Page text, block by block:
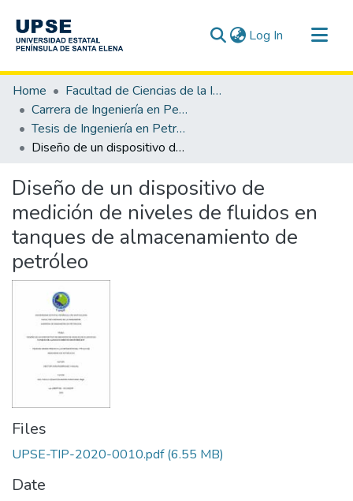
Log In (current)
Communities & Collections
All of DSpace
Statistics
Home
Facultad de Ciencias de la Ingeniería
Carrera de Ingeniería en Petróleo
Tesis de Ingeniería en Petróleo
Diseño de un dispositivo de medición de niveles de fluidos en tanques de almacenamiento de petróleo
Diseño de un dispositivo de
medición de niveles de fluidos en
tanques de almacenamiento de
petróleo
Files
UPSE-TIP-2020-0010.pdf(6.55 MB)
Date